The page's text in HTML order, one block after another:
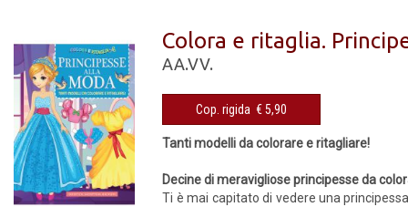
Colora e ritaglia.
AA.VV.
Cop. rigida € 5,90
Tanti modelli da colorare e ritagliare!
Decine di meravigliose principesse da
Ti è mai capitato di vedere una